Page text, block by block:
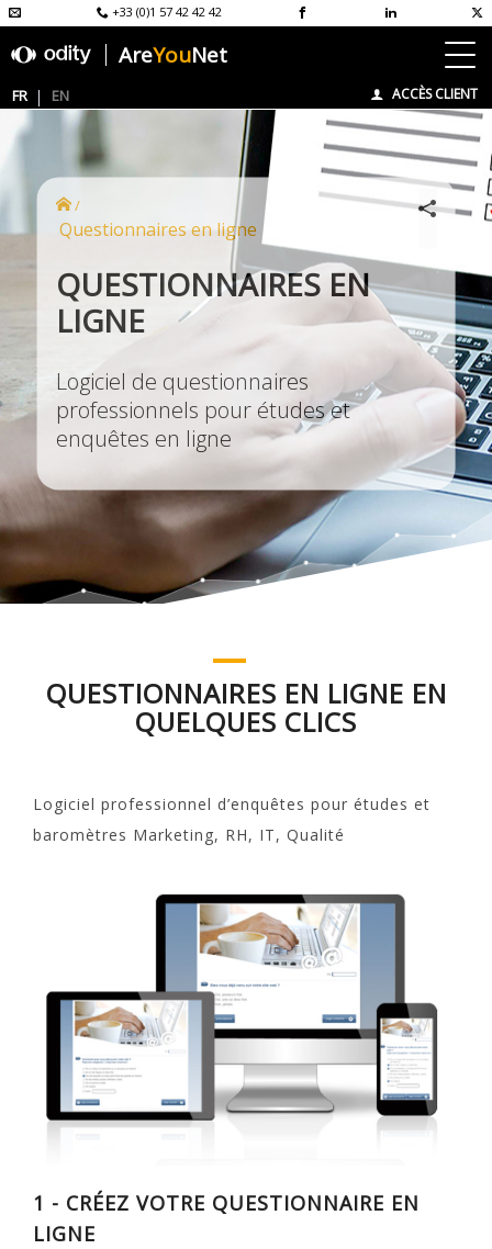
+33 (0)1 57 42 42 42
AreYouNet
FR EN ACCÈS CLIENT
/
Questionnaires en ligne
QUESTIONNAIRES EN
LIGNE
Logiciel de questionnaires
professionnels pour études et
enquêtes en ligne
QUESTIONNAIRES EN LIGNE EN
QUELQUES CLICS
Logiciel professionnel d’enquêtes pour études et
baromètres Marketing, RH, IT, Qualité
1 - CRÉEZ VOTRE QUESTIONNAIRE EN
LIGNE